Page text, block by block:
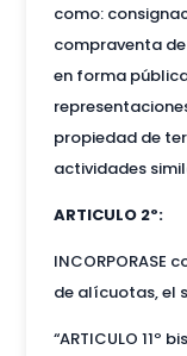
como:
compraventa
en forma
propiedad de
actividades
ARTICULO 2º:
INCORPORASE
de alícuotas, el
“ARTICULO 11º